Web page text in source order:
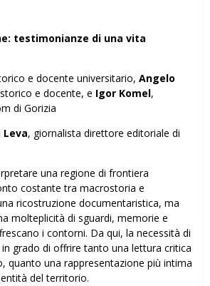
testimonianze di una vita
e docente universitario, Angelo
e docente, e Igor Komel,
di Gorizia
, giornalista direttore editoriale di
una regione di frontiera
costante tra macrostoria e
ricostruzione documentaristica, ma
molteplicità di sguardi, memorie e
i contorni. Da qui, la necessità di
in grado di offrire tanto una lettura critica
quanto una rappresentazione più intima
del territorio.